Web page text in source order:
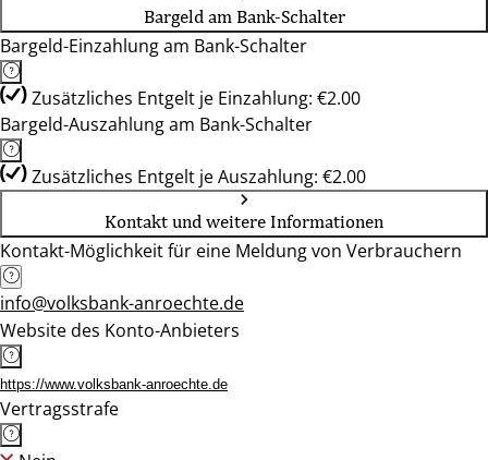
Bargeld am Bank-Schalter
Bargeld-Einzahlung am Bank-Schalter
Zusätzliches Entgelt je Einzahlung: €2.00
Bargeld-Auszahlung am Bank-Schalter
Zusätzliches Entgelt je Auszahlung: €2.00
Kontakt und weitere Informationen
Kontakt-Möglichkeit für eine Meldung von Verbrauchern
info@volksbank-anroechte.de
Website des Konto-Anbieters
https://www.volksbank-anroechte.de
Vertragsstrafe